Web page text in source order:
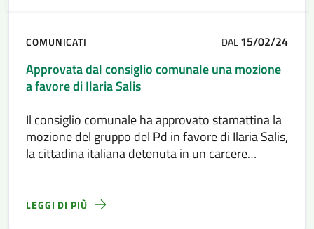
COMUNICATI DAL15/02/24
Approvata dal consiglio comunale una mozione
a favore di Ilaria Salis
Il consiglio comunale ha approvato stamattina la
mozione del gruppo del Pd in favore di Ilaria Salis,
la cittadina italiana detenuta in un carcere
LEGGI DI PIÙ